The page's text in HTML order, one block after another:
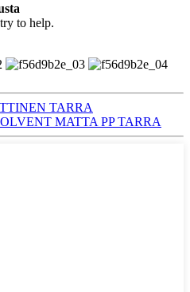
to help.
TARRA
MATTA PP TARRA